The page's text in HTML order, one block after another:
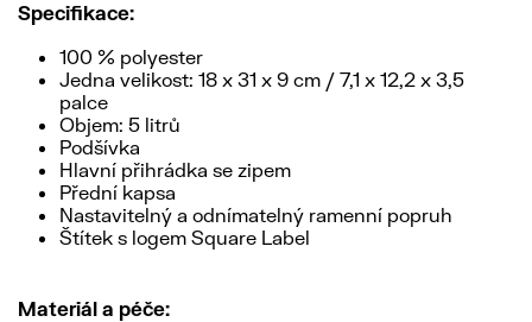
Specifikace:
100 % polyester
Jedna velikost: 18 x 31 x 9 cm / 7,1 x 12,2 x 3,5
palce
Objem: 5 litrů
Podšívka
Hlavní přihrádka se zipem
Přední kapsa
Nastavitelný a odnímatelný ramenní popruh
Štítek s logem Square Label
Materiál a péče: